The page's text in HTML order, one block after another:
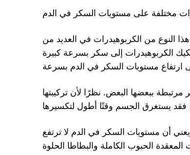
النوع من الكربوهيدرات في العديد من
الكربوهيدرات إلى سكر بسرعة كبيرة
ببعضها البعض. نظرًا لأن تركيبتها
أن مستويات السكر في الدم لا ترتفع